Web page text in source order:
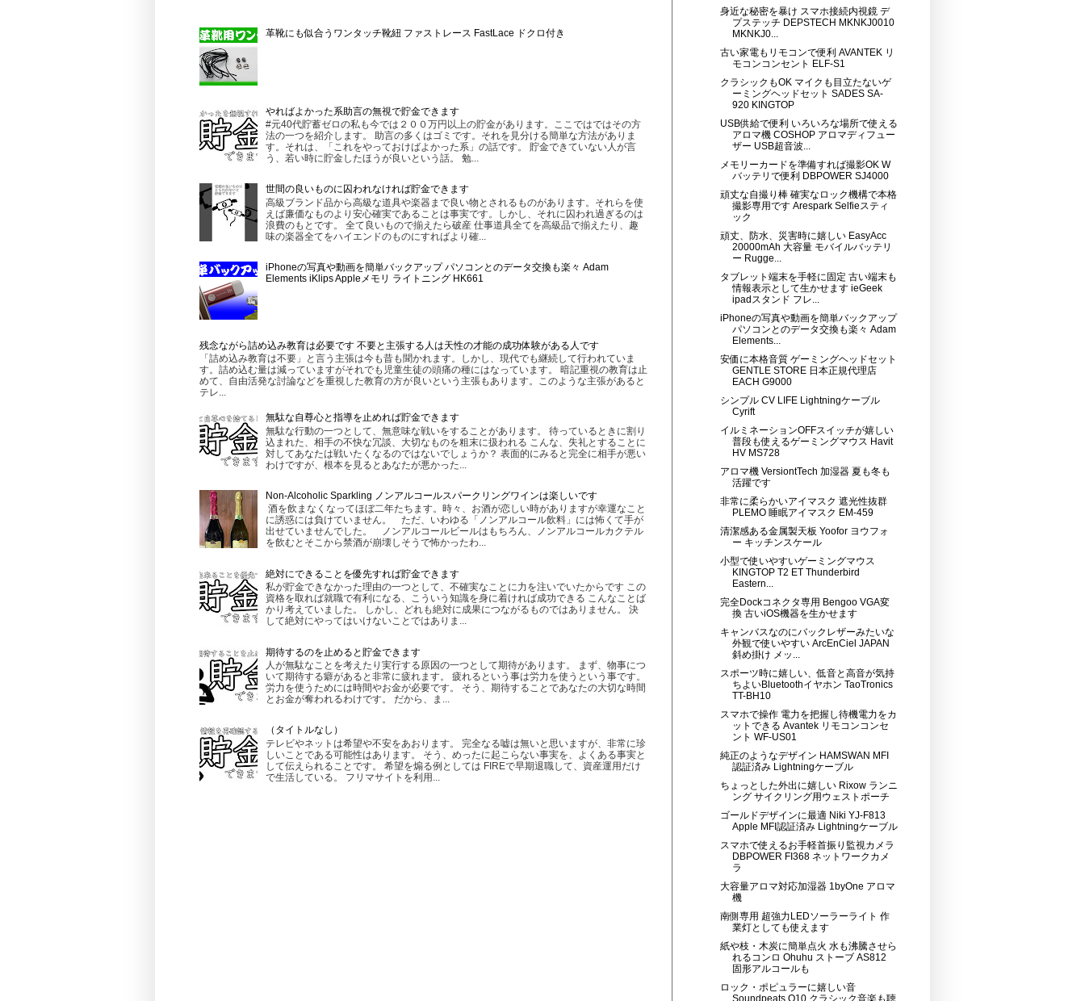
革靴にも似合うワンタッチ靴紐 ファストレース FastLace ドクロ付き
やればよかった系助言の無視で貯金できます
#元40代貯蓄ゼロの私も今では２００万円以上の貯金があります。ここではではその方
法の一つを紹介します。 助言の多くはゴミです。それを見分ける簡単な方法がありま
す。それは、「これをやっておけばよかった系」の話です。 貯金できていない人が言
う、若い時に貯金したほうが良いという話。 勉...
世間の良いものに囚われなければ貯金できます
高級ブランド品から高級な道具や楽器まで良い物とされるものがあります。それらを使
えば廉価なものより安心確実であることは事実です。しかし、それに囚われ過ぎるのは
浪費のもとです。 全て良いもので揃えたら破産 仕事道具全てを高級品で揃えたり、趣
味の楽器全てをハイエンドのものにすればより確...
iPhoneの写真や動画を簡単バックアップ パソコンとのデータ交換も楽々 Adam
Elements iKlips Appleメモリ ライトニング HK661
残念ながら詰め込み教育は必要です 不要と主張する人は天性の才能の成功体験がある人です
「詰め込み教育は不要」と言う主張は今も昔も聞かれます。しかし、現代でも継続して行われていま
す。詰め込む量は減っていますがそれでも児童生徒の頭痛の種にはなっています。 暗記重視の教育は止
めて、自由活発な討論などを重視した教育の方が良いという主張もあります。このような主張があると
テレ...
無駄な自尊心と指導を止めれば貯金できます
無駄な行動の一つとして、無意味な戦いをすることがあります。 待っているときに割り
込まれた、相手の不快な冗談、大切なものを粗末に扱われる こんな、失礼とすることに
対してあなたは戦いたくなるのではないでしょうか？ 表面的にみると完全に相手が悪い
わけですが、根本を見るとあなたが悪かった...
Non-Alcoholic Sparkling ノンアルコールスパークリングワインは楽しいです
酒を飲まなくなってほぼ二年たちます。時々、お酒が恋しい時がありますが幸運なこと
に誘惑には負けていません。 ただ、いわゆる「ノンアルコール飲料」には怖くて手が
出せていませんでした。 ノンアルコールビールはもちろん、ノンアルコールカクテル
を飲むとそこから禁酒が崩壊しそうで怖かったわ...
絶対にできることを優先すれば貯金できます
私が貯金できなかった理由の一つとして、不確実なことに力を注いでいたからです この
資格を取れば就職で有利になる、こういう知識を身に着ければ成功できる こんなことば
かり考えていました。 しかし、どれも絶対に成果につながるものではありません。 決
して絶対にやってはいけないことではありま...
期待するのを止めると貯金できます
人が無駄なことを考えたり実行する原因の一つとして期待があります。 まず、物事につ
いて期待する癖があると非常に疲れます。 疲れるという事は労力を使うという事です。
労力を使うためには時間やお金が必要です。 そう、期待することであなたの大切な時間
とお金が奪われるわけです。 だから、ま...
（タイトルなし）
テレビやネットは希望や不安をあおります。 完全なる嘘は無いと思いますが、非常に珍
しいことである可能性はあります。 そう、めったに起こらない事実を、よくある事実と
して伝えられることです。 希望を煽る例としては FIREで早期退職して、資産運用だけ
で生活している。 フリマサイトを利用...
身近な秘密を暴け スマホ接続内視鏡 デ
プステッチ DEPSTECH MKNKJ0010
MKNKJ0...
古い家電もリモコンで便利 AVANTEK リ
モコンコンセント ELF-S1
クラシックもOK マイクも目立たないゲ
ーミングヘッドセット SADES SA-
920 KINGTOP
USB供給で便利 いろいろな場所で使える
アロマ機 COSHOP アロマディフュー
ザー USB超音波...
メモリーカードを準備すれば撮影OK W
バッテリで便利 DBPOWER SJ4000
頑丈な自撮り棒 確実なロック機構で本格
撮影専用です Arespark Selfieスティ
ック
頑丈、防水、災害時に嬉しい EasyAcc
20000mAh 大容量 モバイルバッテリ
ー Rugge...
タブレット端末を手軽に固定 古い端末も
情報表示として生かせます ieGeek
ipadスタンド フレ...
iPhoneの写真や動画を簡単バックアップ
パソコンとのデータ交換も楽々 Adam
Elements...
安価に本格音質 ゲーミングヘッドセット
GENTLE STORE 日本正規代理店
EACH G9000
シンプル CV LIFE Lightningケーブル
Cyrift
イルミネーションOFFスイッチが嬉しい
普段も使えるゲーミングマウス Havit
HV MS728
アロマ機 VersiontTech 加湿器 夏も冬も
活躍です
非常に柔らかいアイマスク 遮光性抜群
PLEMO 睡眠アイマスク EM-459
清潔感ある金属製天板 Yoofor ヨウフォ
ー キッチンスケール
小型で使いやすいゲーミングマウス
KINGTOP T2 ET Thunderbird
Eastern...
完全Dockコネクタ専用 Bengoo VGA変
換 古いiOS機器を生かせます
キャンバスなのにバックレザーみたいな
外観で使いやすい ArcEnCiel JAPAN
斜め掛け メッ...
スポーツ時に嬉しい、低音と高音が気持
ちよいBluetoothイヤホン TaoTronics
TT-BH10
スマホで操作 電力を把握し待機電力をカ
ットできる Avantek リモコンコンセ
ント WF-US01
純正のようなデザイン HAMSWAN MFI
認証済み Lightningケーブル
ちょっとした外出に嬉しい Rixow ランニ
ング サイクリング用ウェストポーチ
ゴールドデザインに最適 Niki YJ-F813
Apple MFI認証済み Lightningケーブル
スマホで使えるお手軽首振り監視カメラ
DBPOWER FI368 ネットワークカメ
ラ
大容量アロマ対応加湿器 1byOne アロマ
機
南側専用 超強力LEDソーラーライト 作
業灯としても使えます
紙や枝・木炭に簡単点火 水も沸騰させら
れるコンロ Ohuhu ストーブ AS812
固形アルコールも
ロック・ポピュラーに嬉しい音